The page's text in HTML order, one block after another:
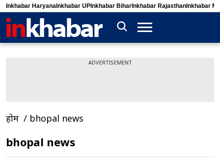
Inkhabar Haryana Inkhabar UP Inkhabar Bihar Inkhabar Rajasthan Inkhabar
ADVERTISEMENT
होम bhopal news
bhopal news